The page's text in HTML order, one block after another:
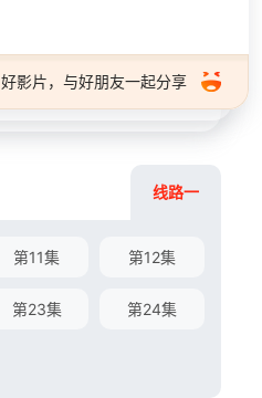
好影片，与好朋友一起分享
线路一
第11集 第12集
第23集 第24集